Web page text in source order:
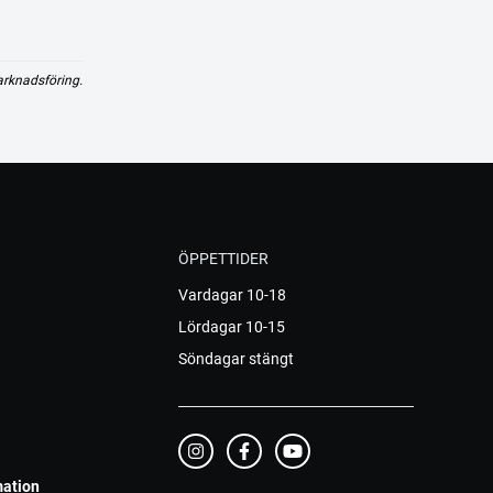
ÖPPETTIDER
Vardagar 10-18
Lördagar 10-15
Söndagar stängt